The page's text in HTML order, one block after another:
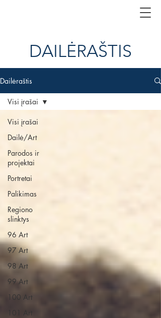
DAILĖRAŠTIS
Dailėraštis
Visi įrašai
Dailė/Art
Parodos ir
projektai
Portretai
Palikimas
Regiono
slinktys
96 Art
97 Art
98 Art
99 Art
100 Art
101 Art
Visi įrašai